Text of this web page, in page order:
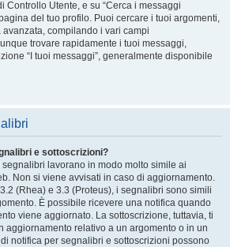
Controllo Utente, e su “Cerca i messaggi
del tuo profilo. Puoi cercare i tuoi argomenti,
compilando i vari campi
trovare rapidamente i tuoi messaggi,
“I tuoi messaggi”, generalmente disponibile
e sottoscrizioni?
segnalibri lavorano in modo molto simile ai
Non si viene avvisati in caso di aggiornamento.
(Rhea) e 3.3 (Proteus), i segnalibri sono simili
È possibile ricevere una notifica quando
viene aggiornato. La sottoscrizione, tuttavia, ti
aggiornamento relativo a un argomento o in un
notifica per segnalibri e sottoscrizioni possono